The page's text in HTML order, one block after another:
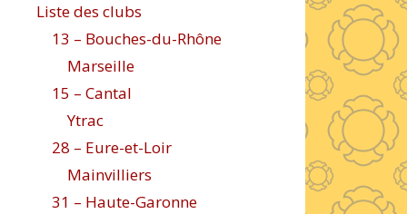
Liste des clubs
13 – Bouches-du-Rhône
Marseille
15 – Cantal
Ytrac
28 – Eure-et-Loir
Mainvilliers
31 – Haute-Garonne